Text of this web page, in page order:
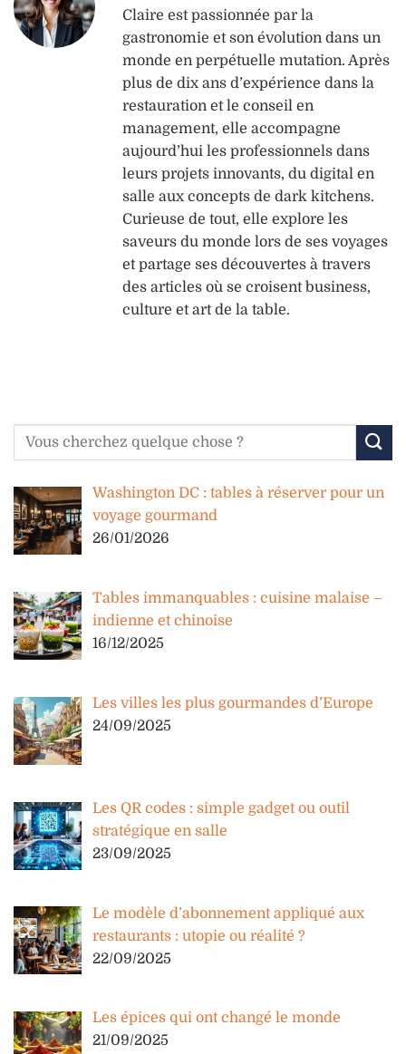
Claire est passionnée par la
gastronomie et son évolution dans un
monde en perpétuelle mutation. Après
plus de dix ans d’expérience dans la
restauration et le conseil en
management, elle accompagne
aujourd’hui les professionnels dans
leurs projets innovants, du digital en
salle aux concepts de dark kitchens.
Curieuse de tout, elle explore les
saveurs du monde lors de ses voyages
et partage ses découvertes à travers
des articles où se croisent business,
culture et art de la table.
Washington DC : tables à réserver pour un
voyage gourmand
26/01/2026
Tables immanquables : cuisine malaise –
indienne et chinoise
16/12/2025
Les villes les plus gourmandes d’Europe
24/09/2025
Les QR codes : simple gadget ou outil
stratégique en salle
23/09/2025
Le modèle d’abonnement appliqué aux
restaurants : utopie ou réalité ?
22/09/2025
Les épices qui ont changé le monde
21/09/2025